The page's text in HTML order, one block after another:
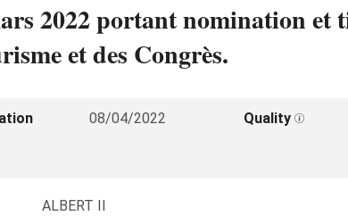
2022 portant nomination
et des Congrès.
08/04/2022 Quality
ALBERT II